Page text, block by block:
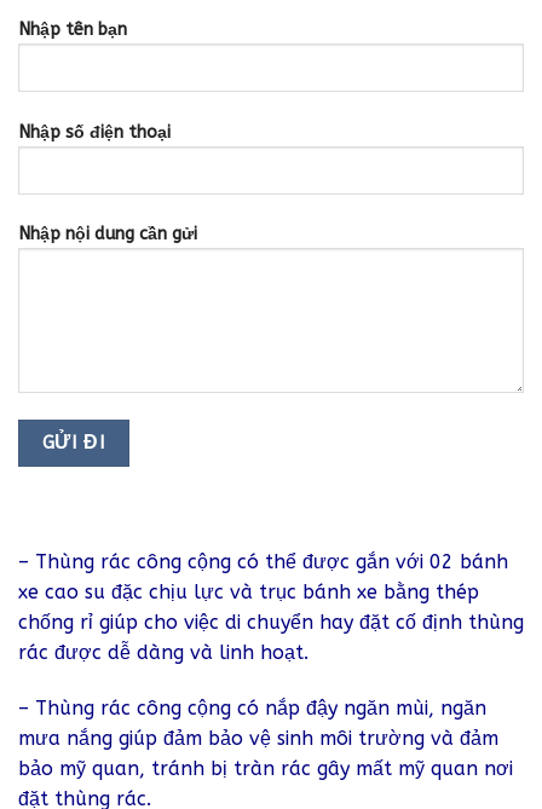
Nhập tên bạn
Nhập số điện thoại
Nhập nội dung cần gửi
– Thùng rác công cộng có thể được gắn với 02 bánh
xe cao su đặc chịu lực và trục bánh xe bằng thép
chống rỉ giúp cho việc di chuyển hay đặt cố định thùng
rác được dễ dàng và linh hoạt.
– Thùng rác công cộng có nắp đậy ngăn mùi, ngăn
mưa nắng giúp đảm bảo vệ sinh môi trường và đảm
bảo mỹ quan, tránh bị tràn rác gây mất mỹ quan nơi
đặt thùng rác.